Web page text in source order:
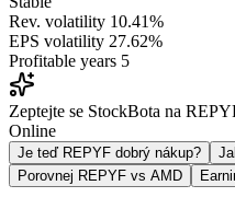
Rev. volatility 10.41%
EPS volatility 27.62%
Profitable years 5
Zeptejte se StockBota na
Online
Je teď REPYF dobrý nákup?
Porovnej REPYF vs AMD